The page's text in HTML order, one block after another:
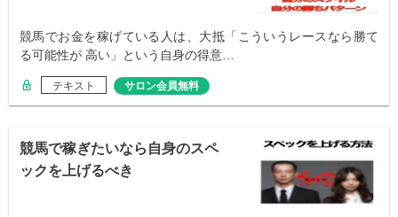
競馬でお金を稼げている人は、大抵「こういうレースなら勝て
る可能性が 高い」という自身の得意…
テキスト サロン会員無料
競馬で稼ぎたいなら自身のスペ
ックを上げるべき